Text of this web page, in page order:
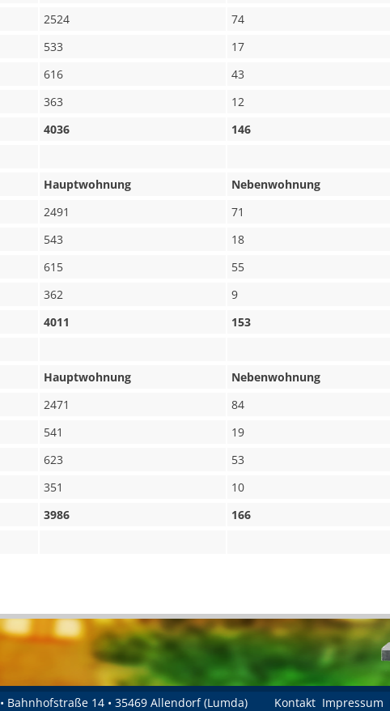
2524 74
533 17
616 43
363 12
4036 146
Hauptwohnung Nebenwohnung
2491 71
543 18
615 55
362 9
4011 153
Hauptwohnung Nebenwohnung
2471 84
541 19
623 53
351 10
3986 166
• Bahnhofstraße 14 • 35469 Allendorf (Lumda) Kontakt Impressum